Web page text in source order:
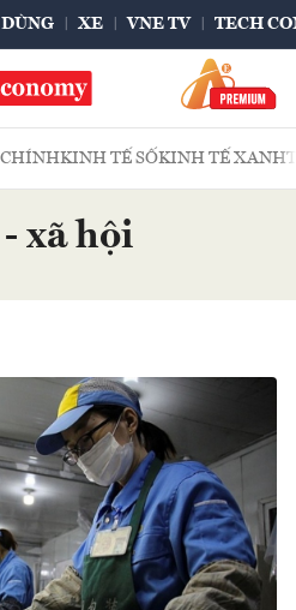
XE VNE TV TECH
KINH TẾ SỐKINH TẾ XANH
xã hội